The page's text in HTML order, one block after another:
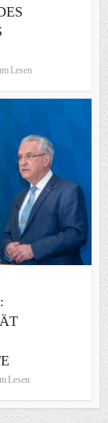
Lesen
Lesen